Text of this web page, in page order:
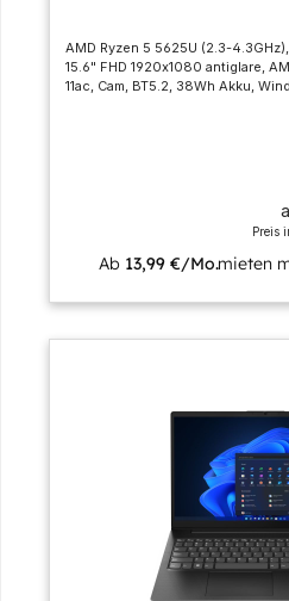
AMD Ryzen 5 5625U (2.3-
15.6" FHD 1920x1080 antiglare,
11ac, Cam, BT5.2, 38Wh Akku,
Preis
Ab 13,99 €/Mo.mieten